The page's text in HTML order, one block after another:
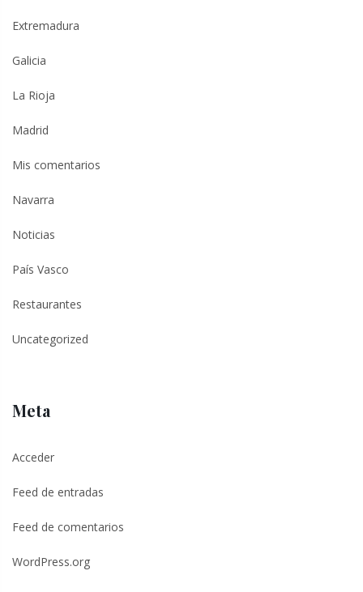
Extremadura
Galicia
La Rioja
Madrid
Mis comentarios
Navarra
Noticias
País Vasco
Restaurantes
Uncategorized
Meta
Acceder
Feed de entradas
Feed de comentarios
WordPress.org